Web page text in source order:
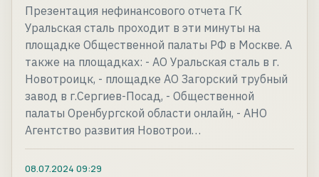
Презентация нефинансового отчета ГК
Уральская сталь проходит в эти минуты на
площадке Общественной палаты РФ в Москве. А
также на площадках: - АО Уральская сталь в г.
Новотроицк, - площадке АО Загорский трубный
завод в г.Сергиев-Посад, - Общественной
палаты Оренбургской области онлайн, - АНО
Агентство развития Новотрои…
08.07.2024 09:29